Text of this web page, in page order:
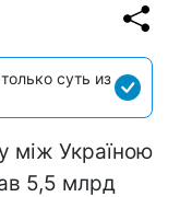
суть из
між Україною
5,5 млрд